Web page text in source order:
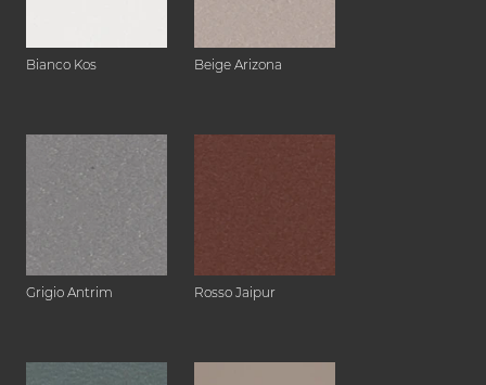
Bianco Kos Beige Arizona
Grigio Antrim Rosso Jaipur